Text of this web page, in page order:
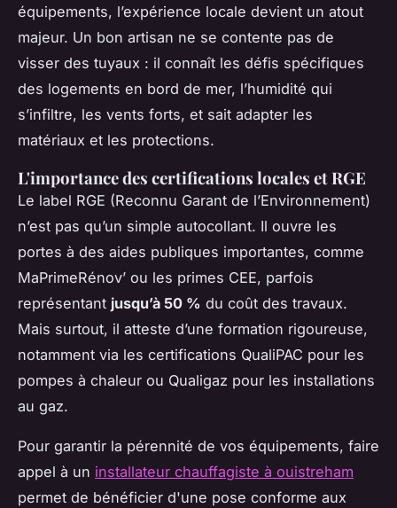
équipements, l’expérience locale devient un atout
majeur. Un bon artisan ne se contente pas de
visser des tuyaux : il connaît les défis spécifiques
des logements en bord de mer, l’humidité qui
s’infiltre, les vents forts, et sait adapter les
matériaux et les protections.
L'importance des certifications locales et RGE
Le label RGE (Reconnu Garant de l’Environnement)
n’est pas qu’un simple autocollant. Il ouvre les
portes à des aides publiques importantes, comme
MaPrimeRénov’ ou les primes CEE, parfois
représentant jusqu’à 50 % du coût des travaux.
Mais surtout, il atteste d’une formation rigoureuse,
notamment via les certifications QualiPAC pour les
pompes à chaleur ou Qualigaz pour les installations
au gaz.
Pour garantir la pérennité de vos équipements, faire
appel à un installateur chauffagiste à ouistreham
permet de bénéficier d'une pose conforme aux